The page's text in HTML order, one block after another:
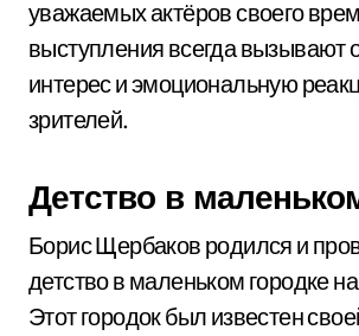
уважаемых актёров своего
выступления всегда вызывают
интерес и эмоциональную
зрителей.
Детство в
Борис Щербаков родился и
детство в маленьком городке
Этот городок был известен